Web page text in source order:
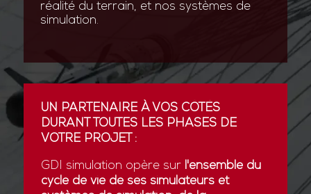
réalité du terrain, et nos systèmes de
simulation.
UN PARTENAIRE À VOS CÔTÉS
DURANT TOUTES LES PHASES DE
VOTRE PROJET :
GDI simulation opère sur l'ensemble du
cycle de vie de ses simulateurs et